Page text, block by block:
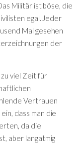
Militär ist böse, die
egal. Jeder
Mal gesehen
der
viel Zeit für
Vertrauen
dass man die
da die
aber langatmig